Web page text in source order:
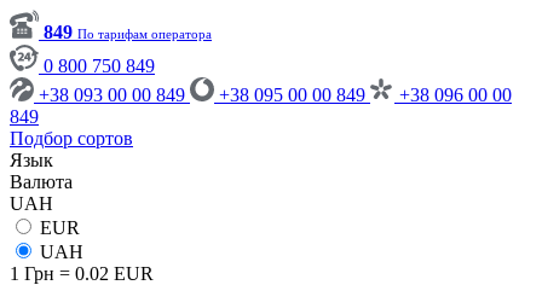
849 По тарифам оператора
0 800 750 849
+38 093 00 00 849
+38 095 00 00 849
+38 096 00 00
849
Подбор сортов
Язык
Валюта
UAH
EUR
UAH
1 Грн = 0.02 EUR